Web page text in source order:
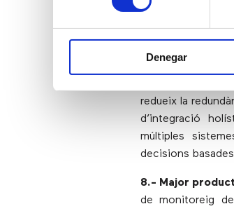
Denegar
7.- Integració
depenen de
contact center
redueix la
d’integració
múltiples
decisions
8.- Major
de monitoreig